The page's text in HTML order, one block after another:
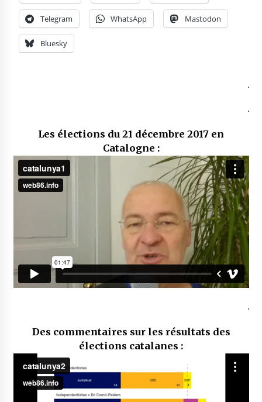
Telegram WhatsApp Mastodon
Bluesky
.
.
Les élections du 21 décembre 2017 en
Catalogne :
.
Des commentaires sur les résultats des
élections catalanes :